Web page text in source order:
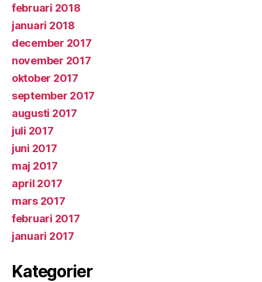
februari 2018
januari 2018
december 2017
november 2017
oktober 2017
september 2017
augusti 2017
juli 2017
juni 2017
maj 2017
april 2017
mars 2017
februari 2017
januari 2017
Kategorier